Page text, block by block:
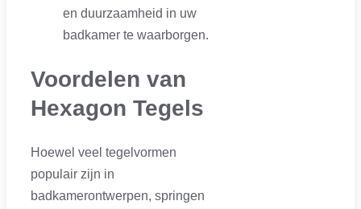
en duurzaamheid in uw
badkamer te waarborgen.
Voordelen van
Hexagon Tegels
Hoewel veel tegelvormen
populair zijn in
badkamerontwerpen, springen